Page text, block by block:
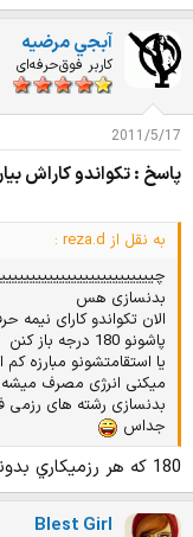
آبجي مرضيه
کاربر فوق‌حرفه‌ای
2011/5/17
پاسخ : تکواندو کاراش
به نقل از reza.d :
بدنسازی هس
الان تکواندو کارای
پاشونو 180 درجه باز کنن
یا استقامتشونو مبارزه
میکنی انرژی مصرف میشه
بدنسازی رشته های رزمی
جداس
180 كه هر رزميكاري بدونه گرم كردن بايد بتونه
Blest Girl